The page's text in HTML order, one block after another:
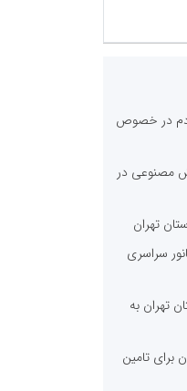
در خصوص
مصنوعی در
مانور سراسری
تهران به
برای تامین